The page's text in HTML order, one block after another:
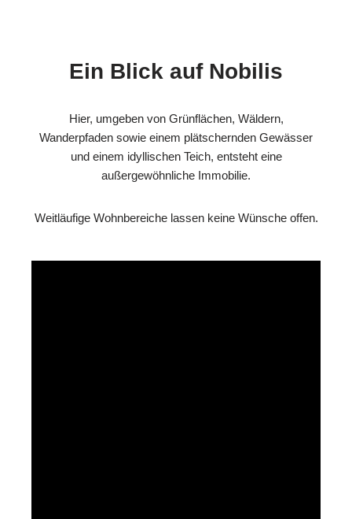
Ein Blick auf Nobilis
Hier, umgeben von Grünflächen, Wäldern,
Wanderpfaden sowie einem plätschernden Gewässer
und einem idyllischen Teich, entsteht eine
außergewöhnliche Immobilie.
Weitläufige Wohnbereiche lassen keine Wünsche offen.